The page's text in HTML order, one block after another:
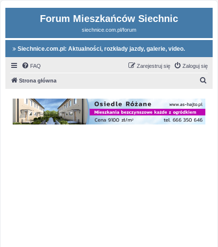
Forum Mieszkańców Siechnic
siechnice.com.pl/forum
Siechnice.com.pl: Aktualności, rozkłady jazdy, galerie, video.
FAQ Zaloguj się
Zarejestruj się
Strona główna